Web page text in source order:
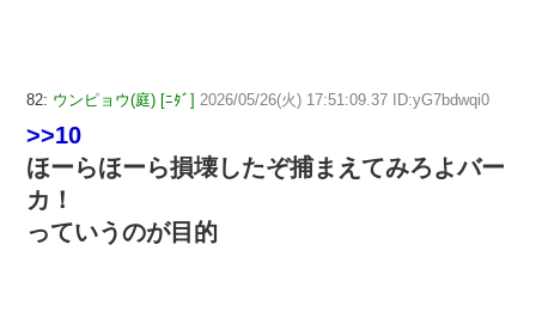
82: ウンピョウ(庭) [ﾆﾀﾞ] 2026/05/26(火) 17:51:09.37 ID:yG7bdwqi0
>>10
ほーらほーら損壊したぞ捕まえてみろよバー
カ！
っていうのが目的